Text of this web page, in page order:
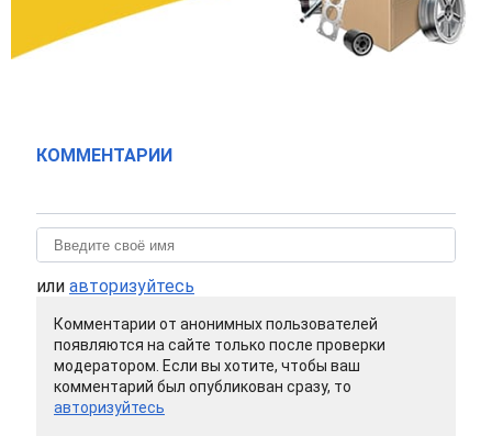
КОММЕНТАРИИ
или авторизуйтесь
Комментарии от анонимных пользователей
появляются на сайте только после проверки
модератором. Если вы хотите, чтобы ваш
комментарий был опубликован сразу, то
авторизуйтесь